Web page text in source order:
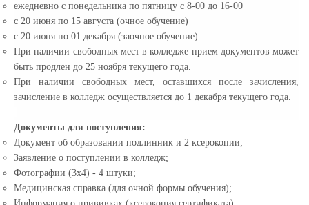
ежедневно с понедельника по пятницу с 8-00 до 16-00
с 20 июня по 15 августа (очное обучение)
с 20 июня по 01 декабря (заочное обучение)
При наличии свободных мест в колледже прием документов может
быть продлен до 25 ноября текущего года.
При наличии свободных мест, оставшихся после зачисления,
зачисление в колледж осуществляется до 1 декабря текущего года.
Документы для поступления:
Документ об образовании подлинник и 2 ксерокопии;
Заявление о поступлении в колледж;
Фотографии (3х4) - 4 штуки;
Медицинская справка (для очной формы обучения);